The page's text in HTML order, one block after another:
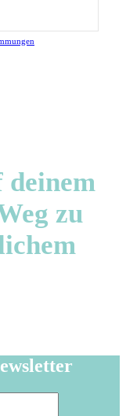
deinem
zu